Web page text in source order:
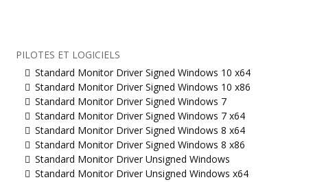
PILOTES ET LOGICIELS
Standard Monitor Driver Signed Windows 10 x64
Standard Monitor Driver Signed Windows 10 x86
Standard Monitor Driver Signed Windows 7
Standard Monitor Driver Signed Windows 7 x64
Standard Monitor Driver Signed Windows 8 x64
Standard Monitor Driver Signed Windows 8 x86
Standard Monitor Driver Unsigned Windows
Standard Monitor Driver Unsigned Windows x64